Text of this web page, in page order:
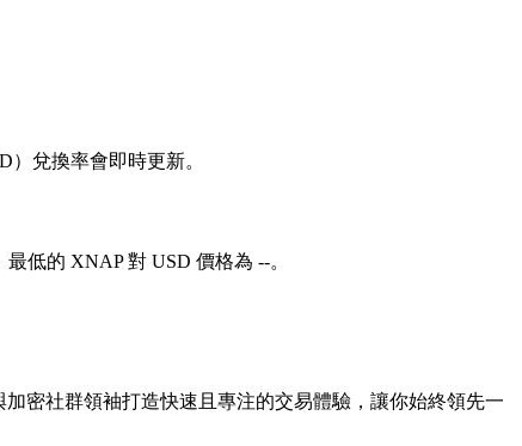
）兌換率會即時更新。
低的 XNAP 對 USD 價格為 --。
密社群領袖打造快速且專注的交易體驗，讓你始終領先一